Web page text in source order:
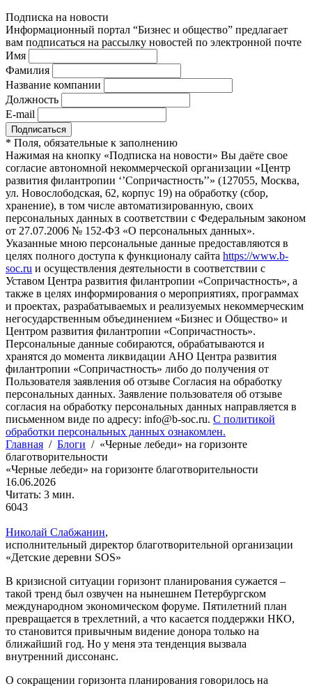
Подписка на новости
Информационный портал “Бизнес и общество” предлагает
вам подписаться на рассылку новостей по электронной почте
Имя
Фамилия
Название компании
Должность
E-mail
* Поля, обязательные к заполнению
Нажимая на кнопку «Подписка на новости» Вы даёте свое
согласие автономной некоммерческой организации «Центр
развития филантропии ‘’Сопричастность’’» (127055, Москва,
ул. Новослободская, 62, корпус 19) на обработку (сбор,
хранение), в том числе автоматизированную, своих
персональных данных в соответствии с Федеральным законом
от 27.07.2006 № 152-ФЗ «О персональных данных».
Указанные мною персональные данные предоставляются в
целях полного доступа к функционалу сайта https://www.b-
soc.ru и осуществления деятельности в соответствии с
Уставом Центра развития филантропии «Сопричастность», а
также в целях информирования о мероприятиях, программах
и проектах, разрабатываемых и реализуемых некоммерческим
негосударственным объединением «Бизнес и Общество» и
Центром развития филантропии «Сопричастность».
Персональные данные собираются, обрабатываются и
хранятся до момента ликвидации АНО Центра развития
филантропии «Сопричастность» либо до получения от
Пользователя заявления об отзыве Согласия на обработку
персональных данных. Заявление пользователя об отзыве
согласия на обработку персональных данных направляется в
письменном виде по адресу: info@b-soc.ru. С политикой
обработки персональных данных ознакомлен.
Главная / Блоги / «Черные лебеди» на горизонте
благотворительности
«Черные лебеди» на горизонте благотворительности
16.06.2026
Читать: 3 мин.
6043
Николай Слабжанин,
исполнительный директор благотворительной организации
«Детские деревни SOS»
В кризисной ситуации горизонт планирования сужается –
такой тренд был озвучен на нынешнем Петербургском
международном экономическом форуме. Пятилетний план
превращается в трехлетний, а что касается поддержки НКО,
то становится привычным видение донора только на
ближайший год. Но у меня эта тенденция вызвала
внутренний диссонанс.
О сокращении горизонта планирования говорилось на